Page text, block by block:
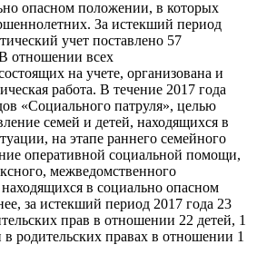
опасном положении, в которых
За истекший период
учет поставлено 57
отношении всех
на учете, организована и
работа. В течение 2017 года
«Социального патруля», целью
семей и детей, находящихся в
на этапе раннего семейного
оперативной социальной помощи,
межведомственного
в социально опасном
за истекший период 2017 года 23
прав в отношении 22 детей, 1
в родительских правах в отношении 1